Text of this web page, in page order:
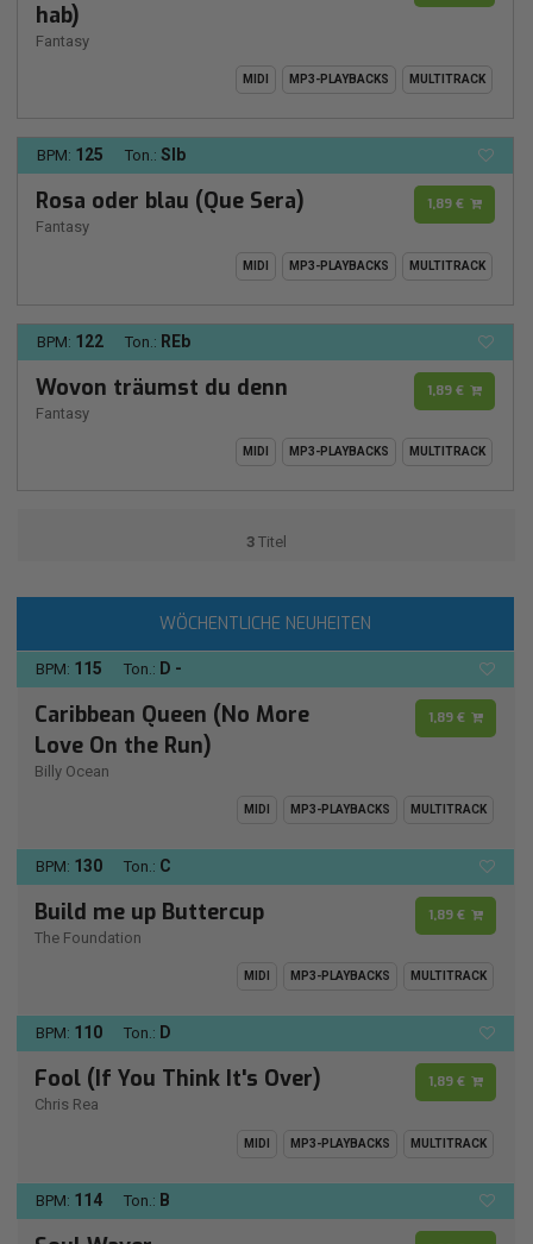
hab)
Fantasy
MIDI MP3-PLAYBACKS MULTITRACK
BPM: 125 Ton.: SIb
Rosa oder blau (Que Sera)
Fantasy
1,89 €
MIDI MP3-PLAYBACKS MULTITRACK
BPM: 122 Ton.: REb
Wovon träumst du denn
Fantasy
1,89 €
MIDI MP3-PLAYBACKS MULTITRACK
3 Titel
WÖCHENTLICHE NEUHEITEN
BPM: 115 Ton.: D -
Caribbean Queen (No More
Love On the Run)
Billy Ocean
1,89 €
MIDI MP3-PLAYBACKS MULTITRACK
BPM: 130 Ton.: C
Build me up Buttercup
The Foundation
1,89 €
MIDI MP3-PLAYBACKS MULTITRACK
BPM: 110 Ton.: D
Fool (If You Think It's Over)
Chris Rea
1,89 €
MIDI MP3-PLAYBACKS MULTITRACK
BPM: 114 Ton.: B